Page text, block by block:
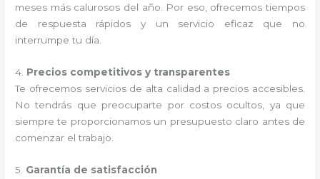
meses más calurosos del año. Por eso, ofrecemos tiempos
de respuesta rápidos y un servicio eficaz que no
interrumpe tu día.
4. Precios competitivos y transparentes
Te ofrecemos servicios de alta calidad a precios accesibles.
No tendrás que preocuparte por costos ocultos, ya que
siempre te proporcionamos un presupuesto claro antes de
comenzar el trabajo.
5. Garantía de satisfacción